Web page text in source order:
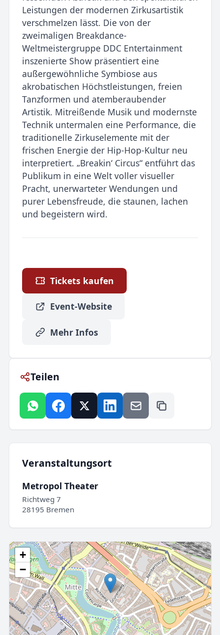
Leistungen der modernen Zirkusartistik
verschmelzen lässt. Die von der
zweimaligen Breakdance-
Weltmeistergruppe DDC Entertainment
inszenierte Show präsentiert eine
außergewöhnliche Symbiose aus
akrobatischen Höchstleistungen, freien
Tanzformen und atemberaubender
Artistik. Mitreißende Musik und modernste
Technik untermalen eine Performance, die
traditionelle Zirkuselemente mit der
frischen Energie der Hip-Hop-Kultur neu
interpretiert. „Breakin‘ Circus“ entführt das
Publikum in eine Welt voller visueller
Pracht, unerwarteter Wendungen und
purer Lebensfreude, die staunen, lachen
und begeistern wird.
Tickets kaufen
Event-Website
Mehr Infos
Teilen
Veranstaltungsort
Metropol Theater
Richtweg 7
28195 Bremen
+
−